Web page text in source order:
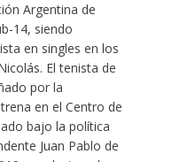
Argentina de
14, siendo
en singles en los
El tenista de
por la
en el Centro de
bajo la política
Juan Pablo de